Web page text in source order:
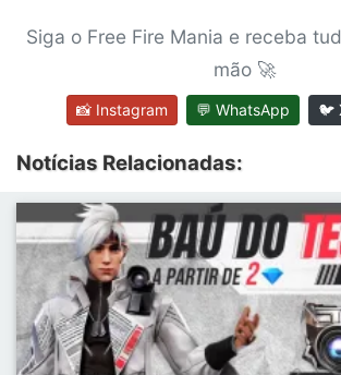
Siga o Free Fire Mania e receba
mão 🚀
📸 Instagram 💬 WhatsApp 🐦
Notícias Relacionadas: